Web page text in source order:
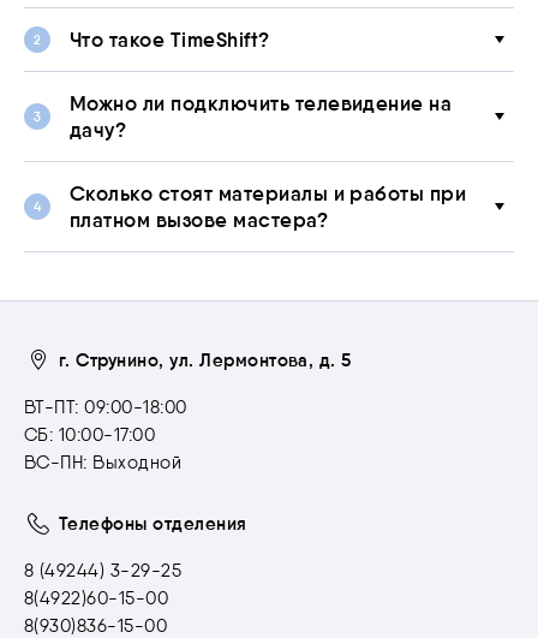
Что такое TimeShift?
Можно ли подключить телевидение на
дачу?
Сколько стоят материалы и работы при
платном вызове мастера?
г. Струнино, ул. Лермонтова, д. 5
ВТ-ПТ: 09:00-18:00
СБ: 10:00-17:00
ВС-ПН: Выходной
Телефоны отделения
8 (49244) 3-29-25
8(4922)60-15-00
8(930)836-15-00